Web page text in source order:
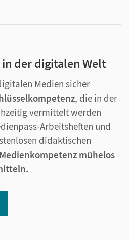
der digitalen Welt
Medien sicher
, die in der
vermittelt werden
Arbeitsheften und
didaktischen
Medienkompetenz mühelos